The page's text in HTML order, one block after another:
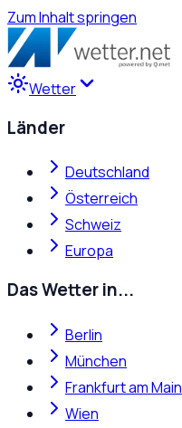
Zum Inhalt springen
Wetter
Länder
Deutschland
Österreich
Schweiz
Europa
Das Wetter in...
Berlin
München
Frankfurt am Main
Wien